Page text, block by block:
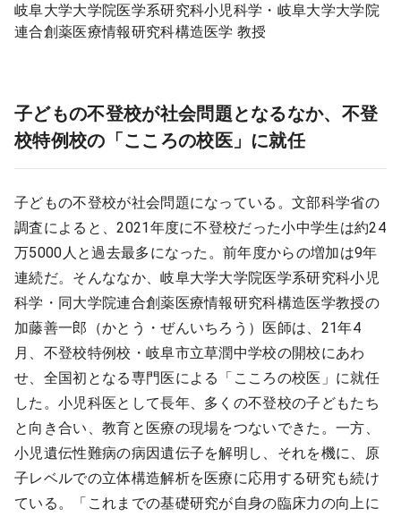
岐阜大学大学院医学系研究科小児科学・岐阜大学大学院
連合創薬医療情報研究科構造医学 教授
子どもの不登校が社会問題となるなか、不登
校特例校の「こころの校医」に就任
子どもの不登校が社会問題になっている。文部科学省の
調査によると、2021年度に不登校だった小中学生は約24
万5000人と過去最多になった。前年度からの増加は9年
連続だ。そんななか、岐阜大学大学院医学系研究科小児
科学・同大学院連合創薬医療情報研究科構造医学教授の
加藤善一郎（かとう・ぜんいちろう）医師は、21年4
月、不登校特例校・岐阜市立草潤中学校の開校にあわ
せ、全国初となる専門医による「こころの校医」に就任
した。小児科医として長年、多くの不登校の子どもたち
と向き合い、教育と医療の現場をつないできた。一方、
小児遺伝性難病の病因遺伝子を解明し、それを機に、原
子レベルでの立体構造解析を医療に応用する研究も続け
ている。「これまでの基礎研究が自身の臨床力の向上に